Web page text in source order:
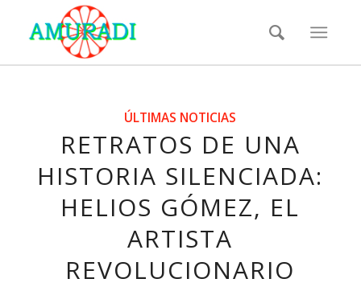
ÚLTIMAS NOTICIAS
RETRATOS DE UNA
HISTORIA SILENCIADA:
HELIOS GÓMEZ, EL
ARTISTA
REVOLUCIONARIO